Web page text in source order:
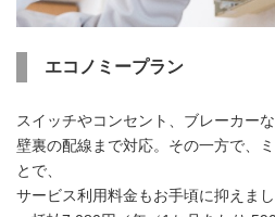
エコノミープラン
スイッチやコンセント、ブレーカー
壁裏の配線まで対応。その一方で、
とで、
サービス利用料金もお手頃に抑えまし